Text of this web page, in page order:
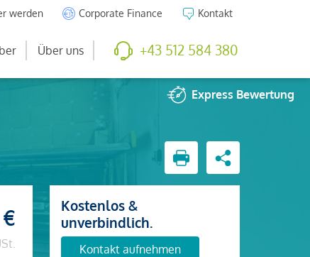
werden Corporate Finance Kontakt
Über uns +43 512 584 380
Express Bewertung
Kostenlos &
unverbindlich.
Kontakt aufnehmen